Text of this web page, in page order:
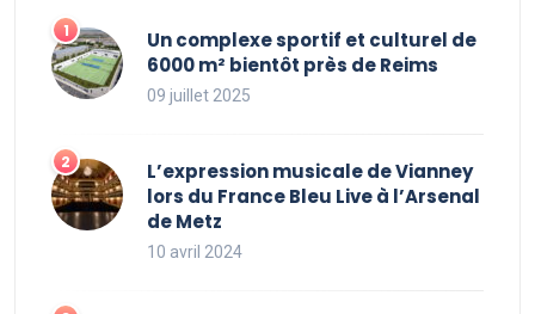
Un complexe sportif et culturel de
6000 m² bientôt près de Reims
09 juillet 2025
L’expression musicale de Vianney
lors du France Bleu Live à l’Arsenal
de Metz
10 avril 2024